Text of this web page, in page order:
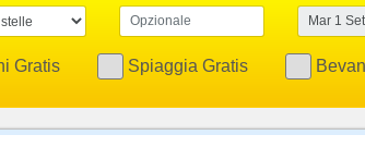
Gratis Spiaggia Gratis